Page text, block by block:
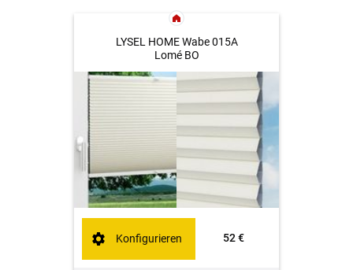
LYSEL HOME Wabe 015A
Lomé BO
52 €
Konfigurieren